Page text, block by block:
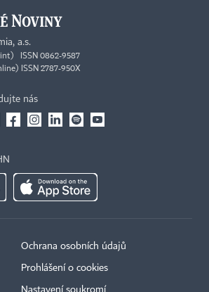
a.s.
ISSN 0862-9587
ISSN 2787-950X
nás
Ochrana osobních údajů
Prohlášení o cookies
Nastavení soukromí